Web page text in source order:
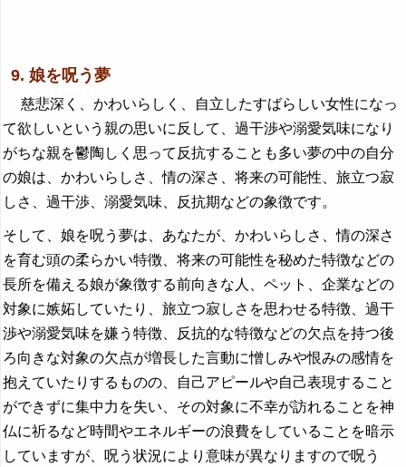
9. 娘を呪う夢
慈悲深く、かわいらしく、自立したすばらしい女性になっ
て欲しいという親の思いに反して、過干渉や溺愛気味になり
がちな親を鬱陶しく思って反抗することも多い夢の中の自分
の娘は、かわいらしさ、情の深さ、将来の可能性、旅立つ寂
しさ、過干渉、溺愛気味、反抗期などの象徴です。
そして、娘を呪う夢は、あなたが、かわいらしさ、情の深さ
を育む頭の柔らかい特徴、将来の可能性を秘めた特徴などの
長所を備える娘が象徴する前向きな人、ペット、企業などの
対象に嫉妬していたり、旅立つ寂しさを思わせる特徴、過干
渉や溺愛気味を嫌う特徴、反抗的な特徴などの欠点を持つ後
ろ向きな対象の欠点が増長した言動に憎しみや恨みの感情を
抱えていたりするものの、自己アピールや自己表現すること
ができずに集中力を失い、その対象に不幸が訪れることを神
仏に祈るなど時間やエネルギーの浪費をしていることを暗示
していますが、呪う状況により意味が異なりますので呪う